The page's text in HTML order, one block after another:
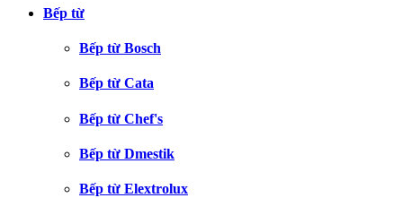
Bếp từ
Bếp từ Bosch
Bếp từ Cata
Bếp từ Chef's
Bếp từ Dmestik
Bếp từ Elextrolux